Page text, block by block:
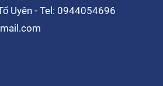
- Tel: 0944054696